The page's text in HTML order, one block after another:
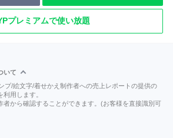
プレミアムで使い放題
いて
プ/絵文字/着せかえ制作者への売上レポートの提供の
用します。
者から確認することができます。(お客様を直接識別可